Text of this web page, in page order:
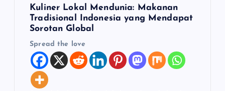
Kuliner Lokal Mendunia: Makanan
Tradisional Indonesia yang Mendapat
Sorotan Global
Spread the love